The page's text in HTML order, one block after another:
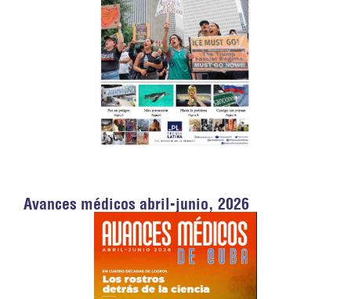
Avances médicos abril-junio, 2026